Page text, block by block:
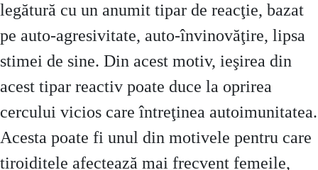
legătură cu un anumit tipar de reacţie, bazat
pe auto-agresivitate, auto-învinovăţire, lipsa
stimei de sine. Din acest motiv, ieşirea din
acest tipar reactiv poate duce la oprirea
cercului vicios care întreţinea autoimunitatea.
Acesta poate fi unul din motivele pentru care
tiroiditele afectează mai frecvent femeile,